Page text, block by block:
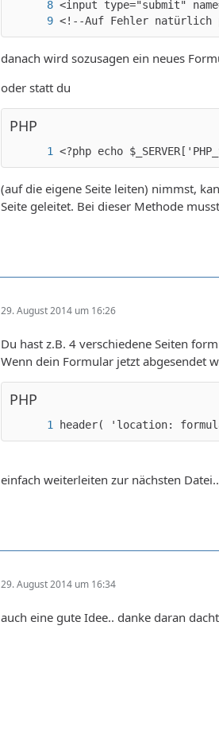
<!--Auf Fehler natürlich
danach wird sozusagen ein neues
oder statt du
PHP
<?php echo
(auf die eigene Seite leiten) nimmst,
Seite geleitet. Bei dieser Methode
29. August 2014 um 16:26
Du hast z.B. 4 verschiedene Seiten
Wenn dein Formular jetzt abgesendet
PHP
header( 'location:
einfach weiterleiten zur nächsten Datei..
29. August 2014 um 16:34
auch eine gute Idee.. danke daran